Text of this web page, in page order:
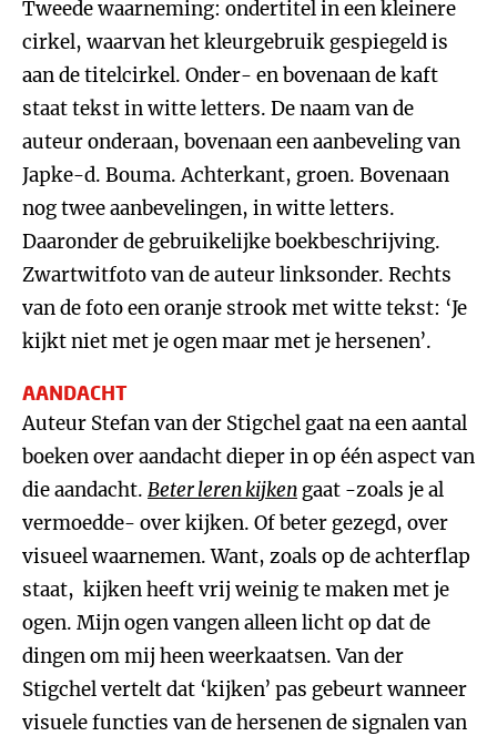
Tweede waarneming: ondertitel in een kleinere
cirkel, waarvan het kleurgebruik gespiegeld is
aan de titelcirkel. Onder- en bovenaan de kaft
staat tekst in witte letters. De naam van de
auteur onderaan, bovenaan een aanbeveling van
Japke-d. Bouma. Achterkant, groen. Bovenaan
nog twee aanbevelingen, in witte letters.
Daaronder de gebruikelijke boekbeschrijving.
Zwartwitfoto van de auteur linksonder. Rechts
van de foto een oranje strook met witte tekst: ‘Je
kijkt niet met je ogen maar met je hersenen’.
AANDACHT
Auteur Stefan van der Stigchel gaat na een aantal
boeken over aandacht dieper in op één aspect van
die aandacht. Beter leren kijken gaat -zoals je al
vermoedde- over kijken. Of beter gezegd, over
visueel waarnemen. Want, zoals op de achterflap
staat, kijken heeft vrij weinig te maken met je
ogen. Mijn ogen vangen alleen licht op dat de
dingen om mij heen weerkaatsen. Van der
Stigchel vertelt dat ‘kijken’ pas gebeurt wanneer
visuele functies van de hersenen de signalen van